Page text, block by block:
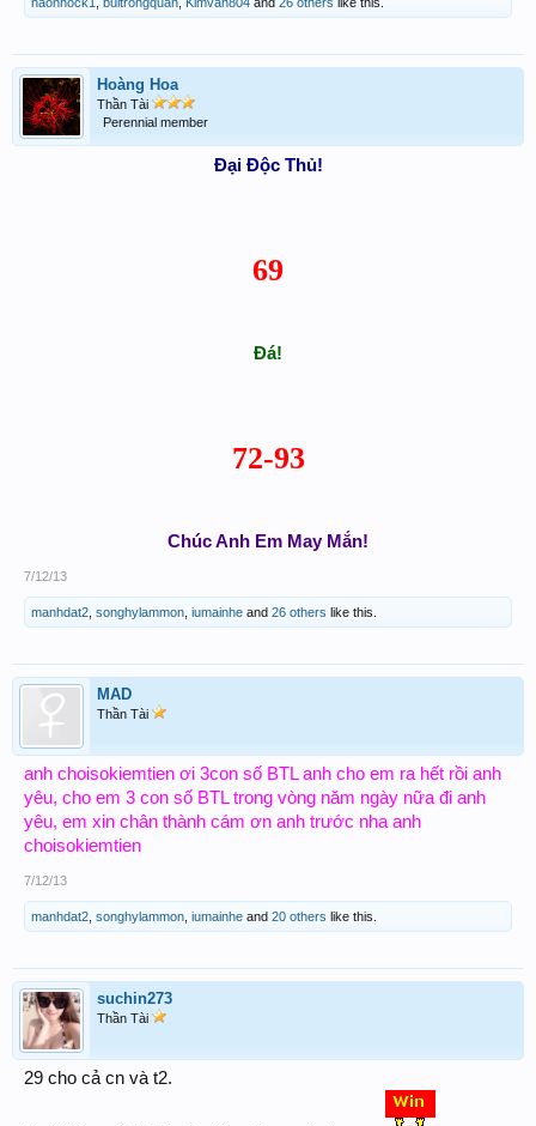
Hoàng Hoa
Thần Tài
Perennial member
Đại Độc Thủ!
69
Đá!
72-93
Chúc Anh Em May Mắn!
7/12/13
manhdat2 songhylammon iumainhe and 26 others like this.
MAD
Thần Tài
anh choisokiemtien ơi 3con số BTL anh cho em ra hết rồi anh
yêu, cho em 3 con số BTL trong vòng năm ngày nữa đi anh
yêu, em xin chân thành cám ơn anh trước nha anh
choisokiemtien
7/12/13
manhdat2 songhylammon iumainhe and 20 others like this.
suchin273
Thần Tài
29 cho cả cn và t2.